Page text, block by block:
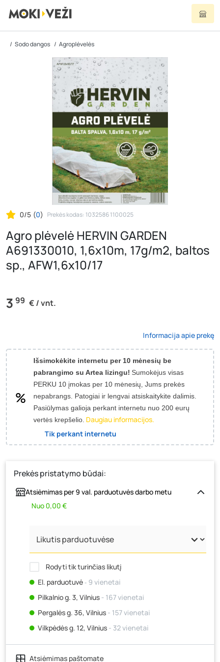
Sodo dangos Agroplėvelės
0/5 (0) Prekės kodas: 1032586 1100025
Agro plėvelė HERVIN GARDEN
A691330010, 1,6x10m, 17g/m2, baltos
sp., AFW1,6x10/17
3 99 € / vnt.
Informacija apie prekę
Išsimokėkite internetu per 10 mėnesių be
pabrangimo su Artea lizingu! Sumokėjus visas
PERKU 10 įmokas per 10 mėnesių, Jums prekės
nepabrangs. Patogiai ir lengvai atsiskaitykite dalimis.
Pasiūlymas galioja perkant internetu nuo 200 eurų
vertės krepšelio. Daugiau informacijos.
Tik perkant internetu
Prekės pristatymo būdai:
Atsiėmimas per 9 val. parduotuvės darbo metu
Nuo 0,00 €
Rodyti tik turinčias likutį
El. parduotuvė‐ 9 vienetai
Pilkalnio g. 3, Vilnius - 167 vienetai
Pergalės g. 36, Vilnius - 157 vienetai
Vilkpėdės g. 12, Vilnius - 32 vienetai
Ateities g. 15, Vilnius- 50 vienetų
Kauno r., Narsiečių k., Vytauto g. 183, Kaunas
Atsiėmimas paštomate